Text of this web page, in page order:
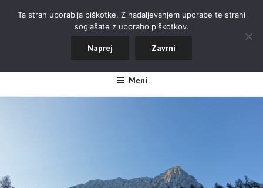
ALPINISTIČNI ODSEK NOVA
Meni
Ta stran uporablja piškotke. Z nadaljevanjem uporabe te strani
soglašate z uporabo piškotkov.
Naprej Zavrni